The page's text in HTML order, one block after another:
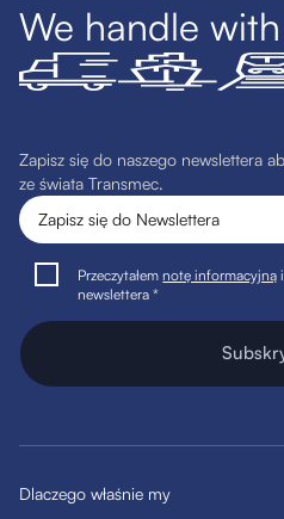
We handle
Zapisz się do naszego newslettera
ze świata Transmec.
Przeczytałemnotę informacyjną
newslettera *
Dlaczego właśnie my